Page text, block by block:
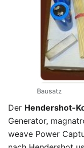
Bausatz
Der Hendershot-
Generator,
weave Power